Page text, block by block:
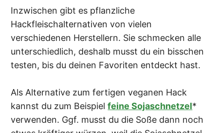
Inzwischen gibt es pflanzliche
Hackfleischalternativen von vielen
verschiedenen Herstellern. Sie schmecken alle
unterschiedlich, deshalb musst du ein bisschen
testen, bis du deinen Favoriten entdeckt hast.
Als Alternative zum fertigen veganen Hack
kannst du zum Beispielfeine Sojaschnetzel*
verwenden. Ggf. musst du die Soße dann noch